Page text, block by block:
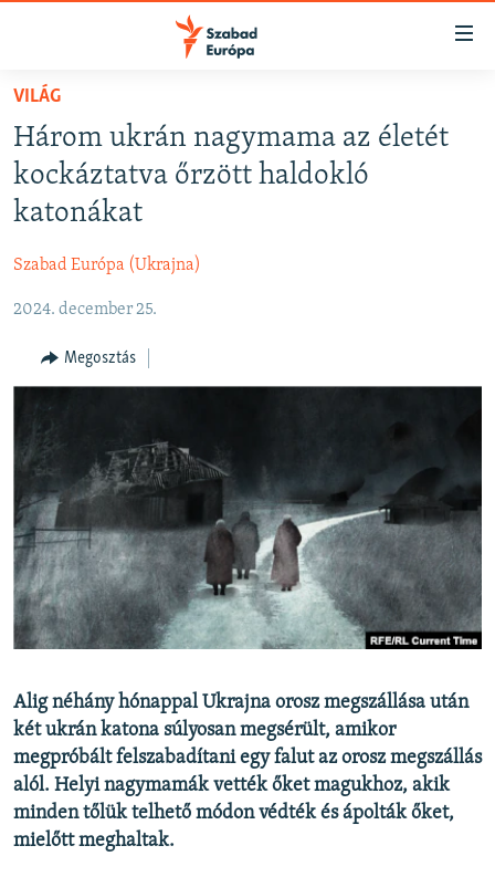
Akadálymentes
Ugrás
fő
oldalra
Ugrás
tartalomjegyzékre
NAPIRENDEN
AKTUÁLIS
PODCASTOK
ELEMZŐ
NER15
SZABADON
DEMOKRÁCIA
A PÉNZ NYOMÁBAN
EURÓPAI UNIÓ
VILÁG
KLÍMAVÁLTOZÁS
A MÚLT TANULSÁGAI
KÖVESSEN MINKET!
Valamennyi RFE/RL weboldal
VILÁG
Három ukrán nagymama az életét
kockáztatva őrzött haldokló
katonákat
Szabad Európa (Ukrajna)
2024. december 25.
Megosztás
Alig néhány hónappal Ukrajna orosz megszállása után
két ukrán katona súlyosan megsérült, amikor
megpróbált felszabadítani egy falut az orosz megszállás
alól. Helyi nagymamák vették őket magukhoz, akik
minden tőlük telhető módon védték és ápolták őket,
mielőtt meghaltak.
FELIRATKOZÁS
Spotify